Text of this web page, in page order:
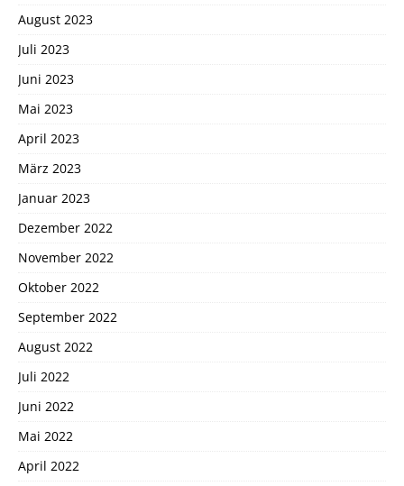
August 2023
Juli 2023
Juni 2023
Mai 2023
April 2023
März 2023
Januar 2023
Dezember 2022
November 2022
Oktober 2022
September 2022
August 2022
Juli 2022
Juni 2022
Mai 2022
April 2022